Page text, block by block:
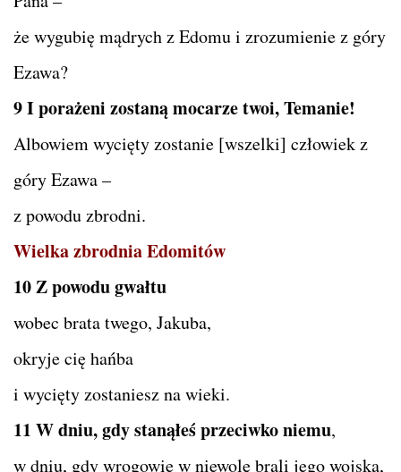
że wygubię mądrych z Edomu i zrozumienie z góry
Ezawa?
9 I porażeni zostaną mocarze twoi, Temanie!
Albowiem wycięty zostanie [wszelki] człowiek z
góry Ezawa –
z powodu zbrodni.
Wielka zbrodnia Edomitów
10 Z powodu gwałtu
wobec brata twego, Jakuba,
okryje cię hańba
i wycięty zostaniesz na wieki.
11 W dniu, gdy stanąłeś przeciwko niemu,
w dniu, gdy wrogowie w niewolę brali jego wojska,